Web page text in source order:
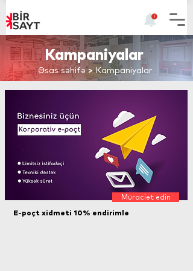
Kampaniyalar
Əsas səhifə >Kampaniyalar
E-poçt xidməti 10% endirimlə
Müraciət edin